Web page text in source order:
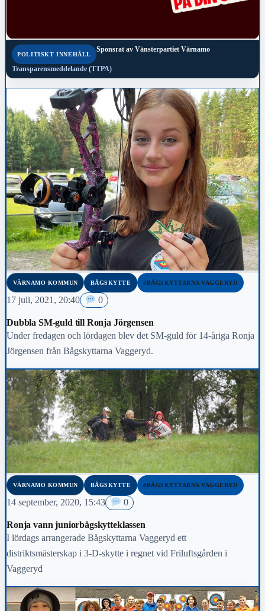
POLITISKT INNEHÅLL
Sponsrat av Vänsterpartiet Värnamo
Transparensmeddelande (TTPA)
VÄRNAMO KOMMUN BÅGSKYTTE #BÅGSKYTTARNA VAGGERYD
17 juli, 2021, 20:40 0
Dubbla SM-guld till Ronja Jörgensen
Under fredagen och lördagen blev det SM-guld för 14-åriga Ronja
Jörgensen från Bågskyttarna Vaggeryd.
VÄRNAMO KOMMUN BÅGSKYTTE #BÅGSKYTTARNA VAGGERYD
14 september, 2020, 15:43 0
Ronja vann juniorbågskytteklassen
I lördags arrangerade Bågskyttarna Vaggeryd ett
distriktsmästerskap i 3-D-skytte i regnet vid Friluftsgården i
Vaggeryd